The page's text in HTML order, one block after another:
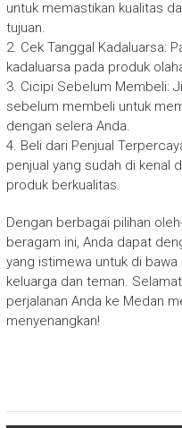
untuk memastikan kualitas
tujuan.
2. Cek Tanggal Kadaluarsa:
kadaluarsa pada produk
3. Cicipi Sebelum Membeli:
sebelum membeli untuk
dengan selera Anda.
4. Beli dari Penjual
penjual yang sudah di kenal
produk berkualitas.
Dengan berbagai pilihan
beragam ini, Anda dapat
yang istimewa untuk di
keluarga dan teman.
perjalanan Anda ke Medan
menyenangkan!